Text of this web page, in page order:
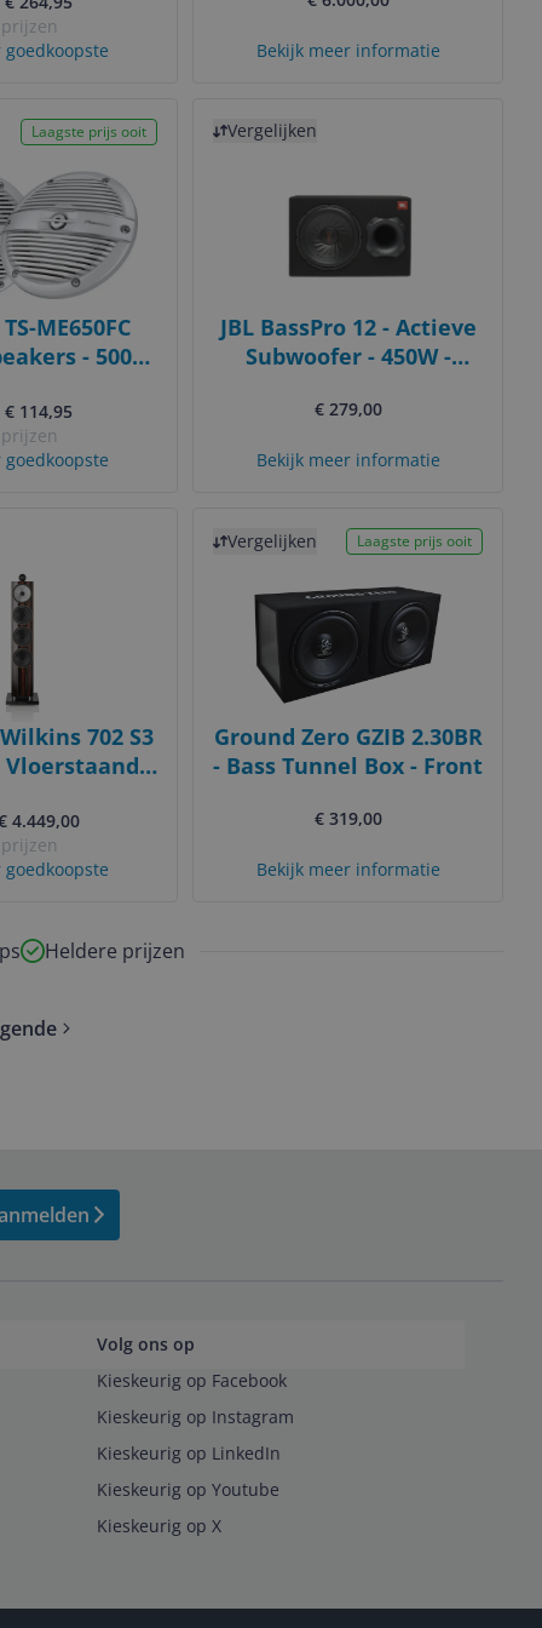
goedkoopste
Bekijk meer informatie
Laagste prijs ooit
ME650FC
- 500W
RMS
€ 114,95
goedkoopste
Vergelijken
JBL BassPro 12 - Actieve
Subwoofer - 450W -
€ 279,00
Bekijk meer informatie
702 S3
4.449,00
goedkoopste
Vergelijken Laagste prijs ooit
Ground Zero GZIB 2.30BR
- Bass Tunnel Box - Front
€ 319,00
Bekijk meer informatie
Heldere prijzen
Volg ons op
Kieskeurig op Facebook
Kieskeurig op Instagram
Kieskeurig op LinkedIn
Kieskeurig op Youtube
Kieskeurig op X